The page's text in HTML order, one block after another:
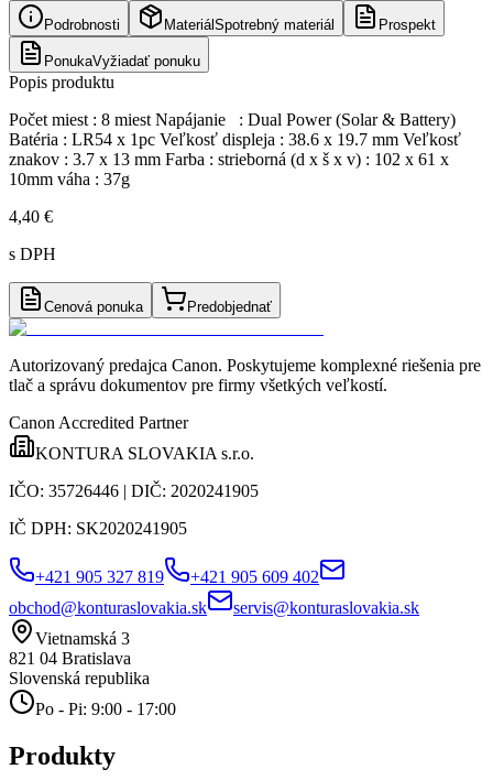
Podrobnosti Materiál Spotrebný materiál Prospekt
PonukaVyžiadať ponuku
Popis produktu
Počet miest : 8 miest Napájanie : Dual Power (Solar & Battery)
Batéria : LR54 x 1pc Veľkosť displeja : 38.6 x 19.7 mm Veľkosť
znakov : 3.7 x 13 mm Farba : strieborná (d x š x v) : 102 x 61 x
10mm váha : 37g
4,40 €
s DPH
Cenová ponuka Predobjednať
Autorizovaný predajca Canon. Poskytujeme komplexné riešenia pre
tlač a správu dokumentov pre firmy všetkých veľkostí.
Canon Accredited Partner
KONTURA SLOVAKIA s.r.o.
IČO: 35726446 | DIČ: 2020241905
IČ DPH: SK2020241905
+421 905 327 819
+421 905 609 402
obchod@konturaslovakia.sk
servis@konturaslovakia.sk
Vietnamská 3
821 04 Bratislava
Slovenská republika
Po - Pi: 9:00 - 17:00
Produkty